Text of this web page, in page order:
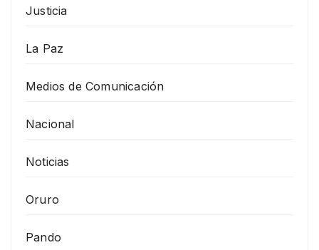
Justicia
La Paz
Medios de Comunicación
Nacional
Noticias
Oruro
Pando